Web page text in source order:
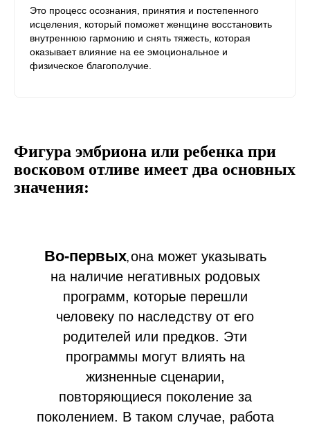
Это процесс осознания, принятия и постепенного
исцеления, который поможет женщине восстановить
внутреннюю гармонию и снять тяжесть, которая
оказывает влияние на ее эмоциональное и
физическое благополучие.
Фигура эмбриона или ребенка при
восковом отливе имеет два основных
значения:
Во-первых, она может указывать
на наличие негативных родовых
программ, которые перешли
человеку по наследству от его
родителей или предков. Эти
программы могут влиять на
жизненные сценарии,
повторяющиеся поколение за
поколением. В таком случае, работа